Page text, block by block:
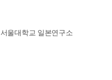
서울대학교 일본연구소